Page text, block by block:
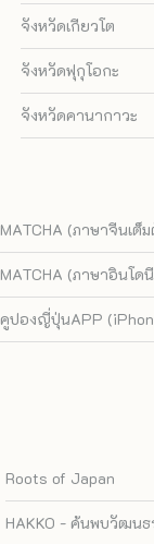
จังหวัดเกียวโต
จังหวัดฟุกุโอกะ
จังหวัดคานากาวะ
MATCHA (ภาษาจีนเต็
MATCHA (ภาษาอินโด
คูปองญี่ปุ่นAPP
Roots of Japan
HAKKO - ค้นพบวัฒน